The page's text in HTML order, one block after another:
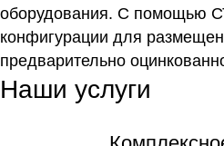
оборудования. С помощью
конфигурации для
предварительно
Наши услуги